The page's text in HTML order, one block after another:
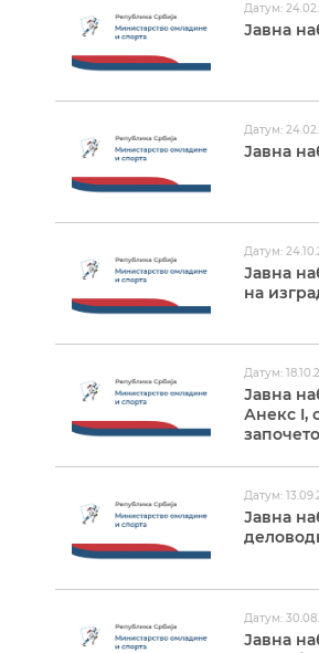
Датум:
Јавна
Датум:
Јавна
Датум:
Јавна
на
Датум:
Јавна
Анекс I,
започето
Датум:
Јавна
Датум:
Јавна